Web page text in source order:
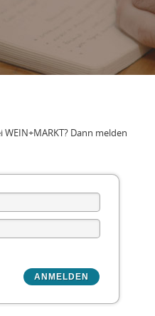
Dann melden